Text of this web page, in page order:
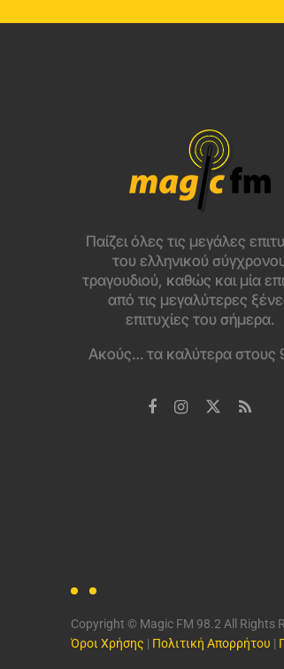
Παίζει όλες τις μεγάλες
του ελληνικού
τραγουδιού, καθώς και μία
από τις μεγαλύτερες
επιτυχίες του σήμερα.
Ακούς… τα καλύτερα στους
Copyright © Magic FM 98.2 All Rights
Όροι Χρήσης | Πολιτική Απορρήτου |